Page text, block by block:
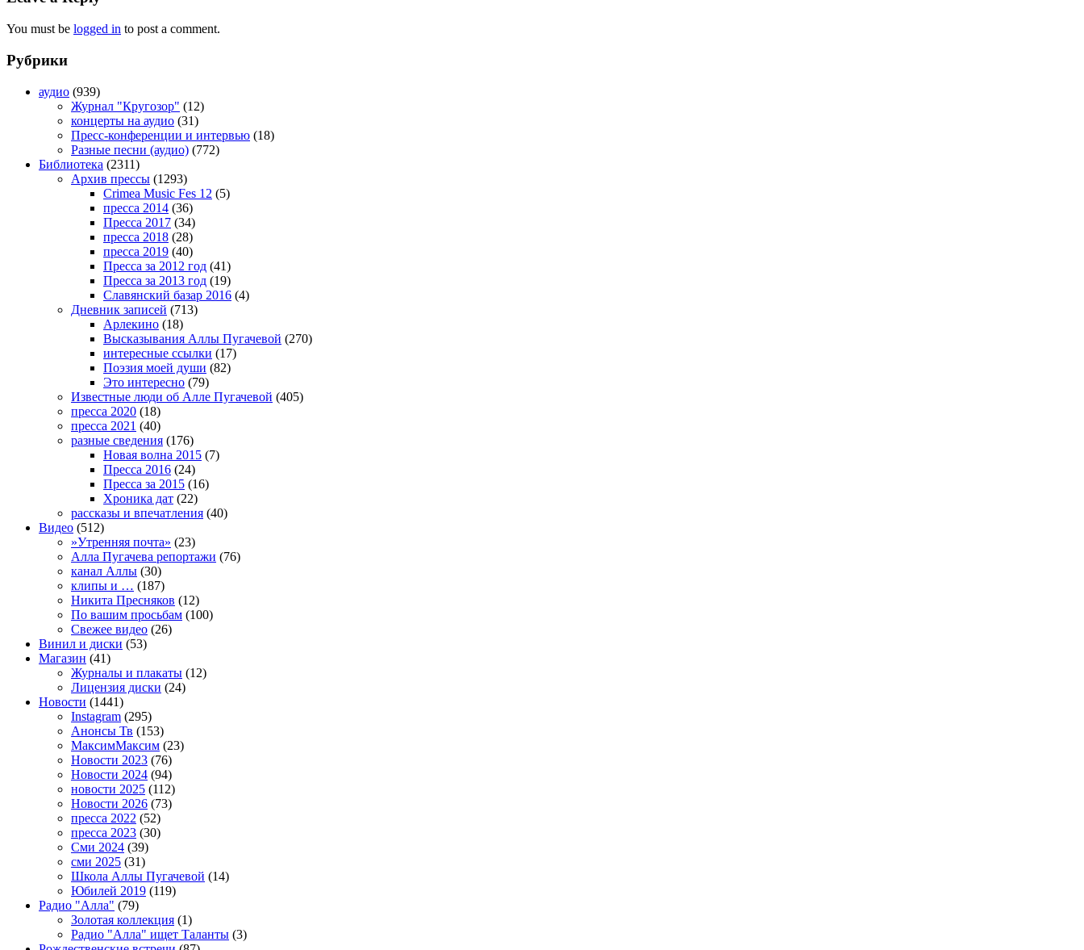
You must be logged in to post a comment.
Рубрики
аудио (939)
Журнал "Кругозор" (12)
концерты на аудио (31)
Пресс-конференции и интервью (18)
Разные песни (аудио) (772)
Библиотека (2311)
Архив прессы (1293)
Crimea Music Fes 12 (5)
пресса 2014 (36)
Пресса 2017 (34)
пресса 2018 (28)
пресса 2019 (40)
Пресса за 2012 год (41)
Пресса за 2013 год (19)
Славянский базар 2016 (4)
Дневник записей (713)
Арлекино (18)
Высказывания Аллы Пугачевой (270)
интересные ссылки (17)
Поэзия моей души (82)
Это интересно (79)
Известные люди об Алле Пугачевой (405)
пресса 2020 (18)
пресса 2021 (40)
разные сведения (176)
Новая волна 2015 (7)
Пресса 2016 (24)
Пресса за 2015 (16)
Хроника дат (22)
рассказы и впечатления (40)
Видео (512)
»Утренняя почта» (23)
Алла Пугачева репортажи (76)
канал Аллы (30)
клипы и … (187)
Никита Пресняков (12)
По вашим просьбам (100)
Свежее видео (26)
Винил и диски (53)
Магазин (41)
Журналы и плакаты (12)
Лицензия диски (24)
Новости (1441)
Instagram (295)
Анонсы Тв (153)
МаксимМаксим (23)
Новости 2023 (76)
Новости 2024 (94)
новости 2025 (112)
Новости 2026 (73)
пресса 2022 (52)
пресса 2023 (30)
Сми 2024 (39)
сми 2025 (31)
Школа Аллы Пугачевой (14)
Юбилей 2019 (119)
Радио "Алла" (79)
Золотая коллекция (1)
Радио "Алла" ищет Таланты (3)